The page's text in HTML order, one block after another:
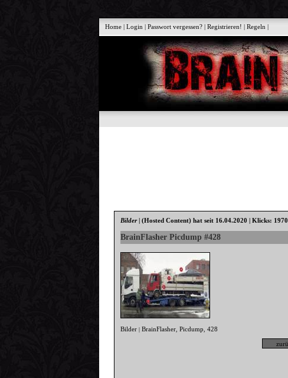
Home |Login |Passwort vergessen? |Registrieren! |Regeln |
Bilder|(Hosted Content) hat seit 16.04.2020 | Klicks: 1970
BrainFlasher Picdump #428
Bilder |BrainFlasher ,Picdump ,428